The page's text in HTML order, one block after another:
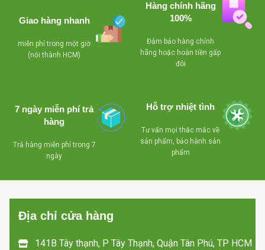
Loại gas: R-410a
Giao hàng nhanh
miễn phí trong một giờ
(nội thành HCM)
Hàng chính hãng
100%
Đảm bảo hàng chính
hãng hoặc hoàn tiền gấp
đôi
7 ngày miễn phí trả
hàng
Trả hàng miễn phí trong 7
ngày
Hỗ trợ nhiệt tình
Tư vấn mọi thắc mắc về
sản phẩm, bảo hành sản
phẩm
Địa chỉ cửa hàng
141B Tây thạnh, P Tây Thạnh, Quận Tân Phú, TP HCM